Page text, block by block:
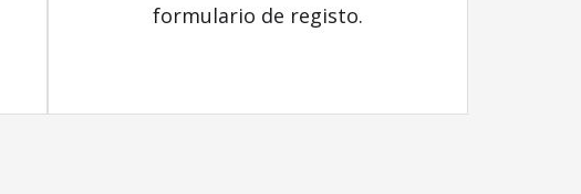
formulario de registo.